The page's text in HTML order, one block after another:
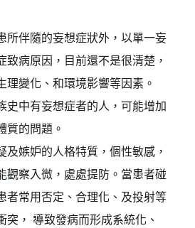
所伴隨的妄想症狀外，以單一妄
致病原因，目前還不是很清楚，
理變化、和環境影響等因素。
史中有妄想症者的人，可能增加
質的問題。
及嫉妒的人格特質，個性敏感，
觀察入微，處處提防。當患者碰
者常用否定、合理化、及投射等
突， 導致發病而形成系統化、